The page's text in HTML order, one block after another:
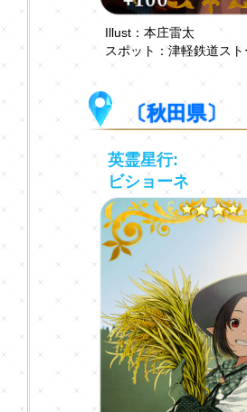
Illust：本庄雷太
スポット：津軽鉄道ス
〔秋田県〕
英霊星行:
ビショーネ